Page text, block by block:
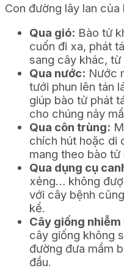
Con đường lây lan
Qua gió: Bào tử
cuốn đi xa, phát
sang cây khác,
Qua nước: Nước
tưới phun lên tán
giúp bào tử phát
cho chúng nảy
Qua côn trùng:
chích hút hoặc di
mang theo bào tử
Qua dụng cụ
xẻng… không
với cây bệnh
kể.
Cây giống nhiễm
cây giống không
đường đưa mầm
đầu.